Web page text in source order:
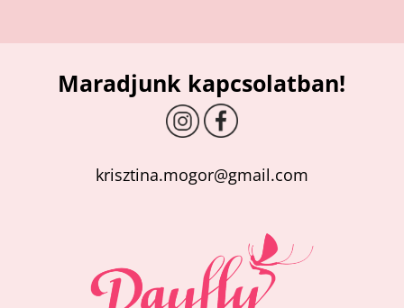
Maradjunk kapcsolatban!
krisztina.mogor@gmail.com